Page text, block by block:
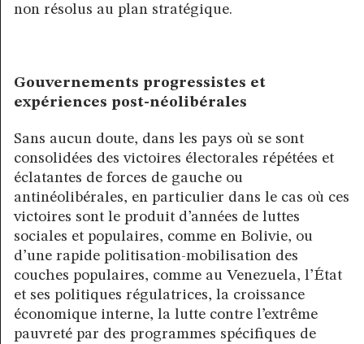
non résolus au plan stratégique.
Gouvernements progressistes et
expériences post-néolibérales
Sans aucun doute, dans les pays où se sont
consolidées des victoires électorales répétées et
éclatantes de forces de gauche ou
antinéolibérales, en particulier dans le cas où ces
victoires sont le produit d’années de luttes
sociales et populaires, comme en Bolivie, ou
d’une rapide politisation-mobilisation des
couches populaires, comme au Venezuela, l’État
et ses politiques régulatrices, la croissance
économique interne, la lutte contre l’extrême
pauvreté par des programmes spécifiques de